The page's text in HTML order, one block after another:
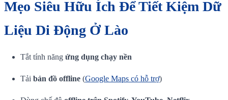
Mẹo Siêu Hữu Ích Để Tiết Kiệm Dữ
Liệu Di Động Ở Lào
Tắt tính năng ứng dụng chạy nền
Tải bản đồ offline (Google Maps có hỗ trợ)